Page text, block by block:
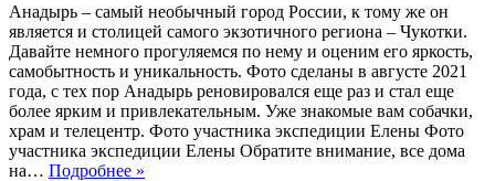
Анадырь – самый необычный город России, к тому же он
является и столицей самого экзотичного региона – Чукотки.
Давайте немного прогуляемся по нему и оценим его яркость,
самобытность и уникальность. Фото сделаны в августе 2021
года, с тех пор Анадырь реновировался еще раз и стал еще
более ярким и привлекательным. Уже знакомые вам собачки,
храм и телецентр. Фото участника экспедиции Елены Фото
участника экспедиции Елены Обратите внимание, все дома
на… Подробнее »